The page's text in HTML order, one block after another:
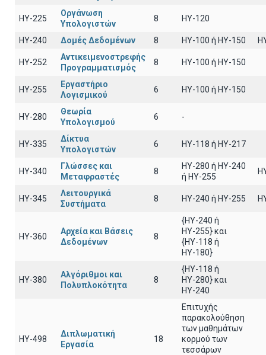
HY-225
Οργάνωση
Υπολογιστών
8 HY-120
HY-240 Δομές Δεδομένων 8 HY-100 ή HY-150
HY-252
Αντικειμενοστρεφής
Προγραμματισμός
8 ΗΥ-100 ή HY-150
HY-255
Εργαστήριο
Λογισμικού
6 ΗΥ-100 ή ΗΥ-150
HY-280
Θεωρία
Υπολογισμού
6 -
HY-335
Δίκτυα
Υπολογιστών
6 ΗΥ-118 ή ΗΥ-217
HY-340
Γλώσσες και
Μεταφραστές
8
HY-280 ή HY-240
ή HY-255
HY-345
Λειτουργικά
Συστήματα
8 HY-240 ή HY-255
HY-360
Αρχεία και Βάσεις
Δεδομένων
8
{HY-240 ή
ΗΥ-255} και
{ΗΥ-118 ή
ΗΥ-180}
HY-380
Αλγόριθμοι και
Πολυπλοκότητα
8
{HY-118 ή
ΗΥ-280} και
ΗΥ-240
HY-498
Διπλωματική
Εργασία
18
Επιτυχής
παρακολούθηση
των μαθημάτων
κορμού των
τεσσάρων